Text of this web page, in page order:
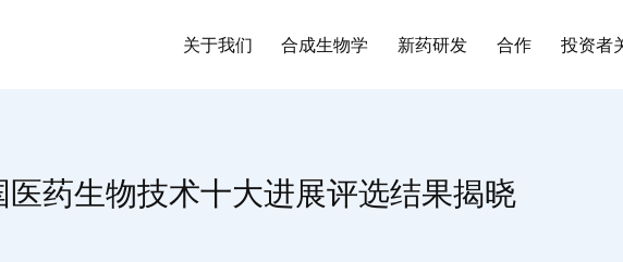
关于我们 合成生物学 新药研发 合作 投资者
药生物技术十大进展评选结果揭晓